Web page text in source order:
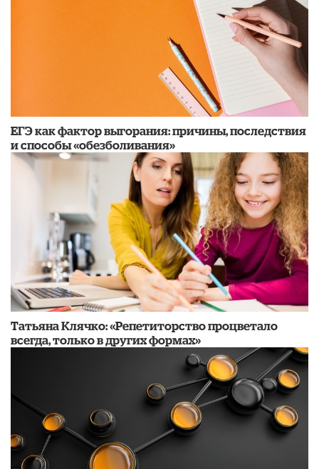
​ЕГЭ как фактор выгорания: причины, последствия
и способы «обезболивания»
​Татьяна Клячко: «Репетиторство процветало
всегда, только в других формах»